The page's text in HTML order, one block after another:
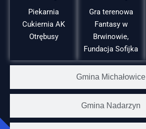
Gmina Michałowice
Gmina Nadarzyn
Piekarnia
Cukiernia AK
Otrębusy
Gra terenowa
Fantasy w
Brwinowie,
Fundacja Sofijka